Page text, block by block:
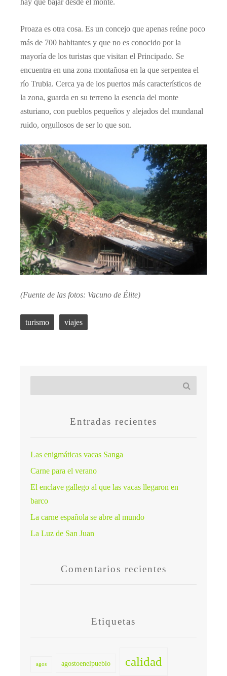
hay que bajar desde el monte.
Proaza es otra cosa. Es un concejo que apenas reúne poco
más de 700 habitantes y que no es conocido por la
mayoría de los turistas que visitan el Principado. Se
encuentra en una zona montañosa en la que serpentea el
río Trubia. Cerca ya de los puertos más característicos de
la zona, guarda en su terreno la esencia del monte
asturiano, con pueblos pequeños y alejados del mundanal
ruido, orgullosos de ser lo que son.
(Fuente de las fotos: Vacuno de Élite)
turismo viajes
Entradas recientes
Las enigmáticas vacas Sanga
Carne para el verano
El enclave gallego al que las vacas llegaron en
barco
La carne española se abre al mundo
La Luz de San Juan
Comentarios recientes
Etiquetas
agos agostoenelpueblo calidad